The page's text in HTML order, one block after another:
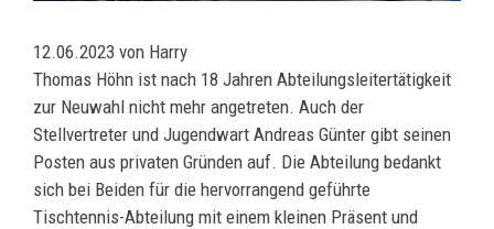
12.06.2023 von Harry
Thomas Höhn ist nach 18 Jahren Abteilungsleitertätigkeit
zur Neuwahl nicht mehr angetreten. Auch der
Stellvertreter und Jugendwart Andreas Günter gibt seinen
Posten aus privaten Gründen auf. Die Abteilung bedankt
sich bei Beiden für die hervorrangend geführte
Tischtennis-Abteilung mit einem kleinen Präsent und